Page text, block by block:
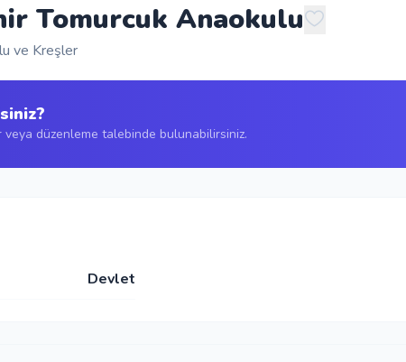
Tomurcuk Anaokulu
ve Kreşler
düzenleme talebinde bulunabilirsiniz.
Devlet